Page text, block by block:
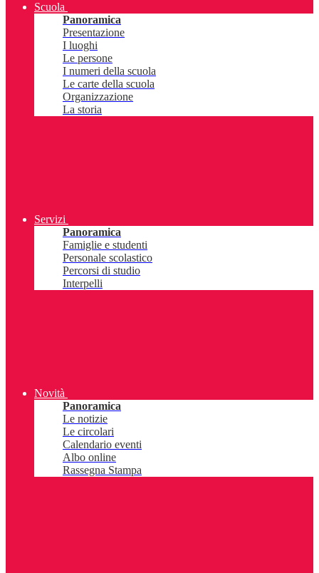
Scuola
Panoramica
Presentazione
I luoghi
Le persone
I numeri della scuola
Le carte della scuola
Organizzazione
La storia
Servizi
Panoramica
Famiglie e studenti
Personale scolastico
Percorsi di studio
Interpelli
Novità
Panoramica
Le notizie
Le circolari
Calendario eventi
Albo online
Rassegna Stampa